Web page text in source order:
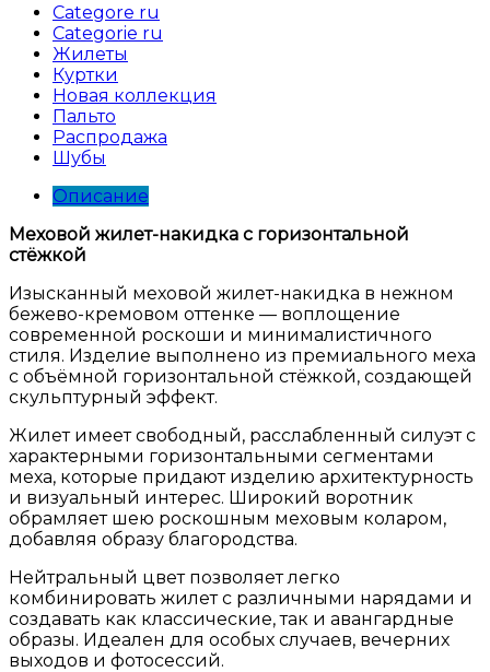
Categore ru
Categorie ru
Жилеты
Куртки
Новая коллекция
Пальто
Распродажа
Шубы
Описание
Меховой жилет-накидка с горизонтальной
стёжкой
Изысканный меховой жилет-накидка в нежном
бежево-кремовом оттенке — воплощение
современной роскоши и минималистичного
стиля. Изделие выполнено из премиального меха
с объёмной горизонтальной стёжкой, создающей
скульптурный эффект.
Жилет имеет свободный, расслабленный силуэт с
характерными горизонтальными сегментами
меха, которые придают изделию архитектурность
и визуальный интерес. Широкий воротник
обрамляет шею роскошным меховым коларом,
добавляя образу благородства.
Нейтральный цвет позволяет легко
комбинировать жилет с различными нарядами и
создавать как классические, так и авангардные
образы. Идеален для особых случаев, вечерних
выходов и фотосессий.